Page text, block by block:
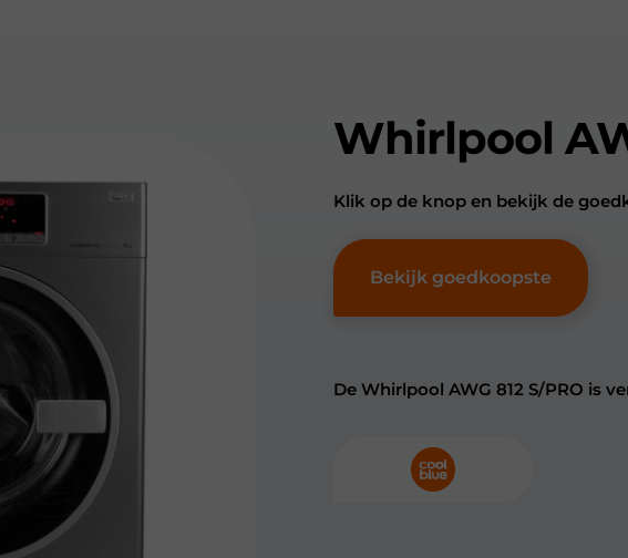
Whirlpool
Klik op de knop en bekijk de
Bekijk goedkoopste
De Whirlpool AWG 812 S/PRO is